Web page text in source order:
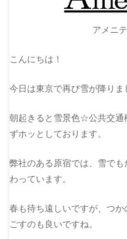
アメニ
こんにちは！
今日は東京で再び雪が降りま
朝起きると雪景色☆公共交通
ずホッとしております。
弊社のある原宿では、雪で
わっています。
春も待ち遠しいですが、つ
ごすのも良いですね。